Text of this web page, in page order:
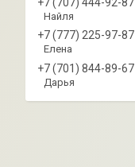
Найля
+7 (777) 225-97-87
Елена
+7 (701) 844-89-67
Дарья